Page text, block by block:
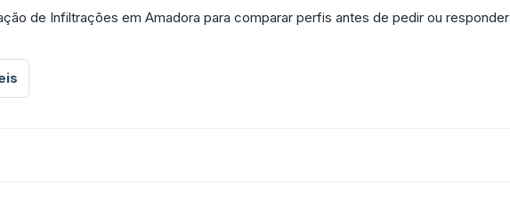
de Infiltrações em Amadora para comparar perfis antes de pedir ou responder